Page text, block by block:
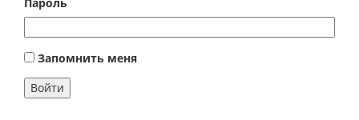
Запомнить меня
Войти